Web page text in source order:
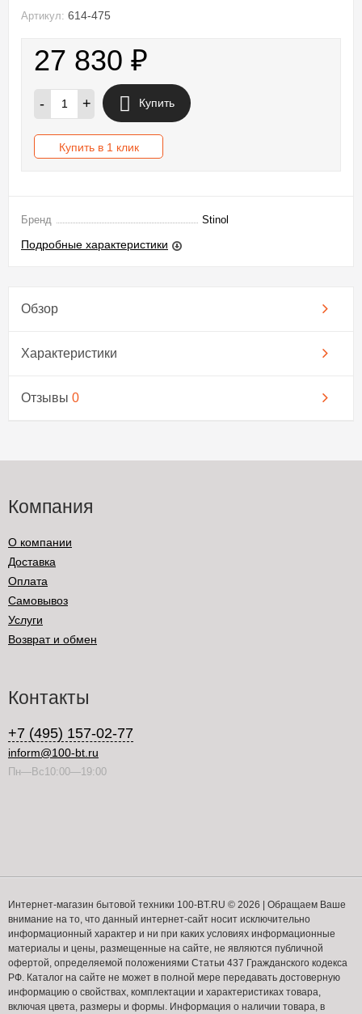
Артикул: 614-475
27 830 ₽
- + Купить
Купить в 1 клик
Бренд Stinol
Подробные характеристики
Обзор
Характеристики
Отзывы 0
Компания
О компании
Доставка
Оплата
Самовывоз
Услуги
Возврат и обмен
Контакты
+7 (495) 157-02-77
inform@100-bt.ru
Пн—Вс10:00—19:00
Интернет-магазин бытовой техники 100-BT.RU © 2026 | Обращаем Ваше
внимание на то, что данный интернет-сайт носит исключительно
информационный характер и ни при каких условиях информационные
материалы и цены, размещенные на сайте, не являются публичной
офертой, определяемой положениями Статьи 437 Гражданского кодекса
РФ. Каталог на сайте не может в полной мере передавать достоверную
информацию о свойствах, комплектации и характеристиках товара,
включая цвета, размеры и формы. Информация о наличии товара, в